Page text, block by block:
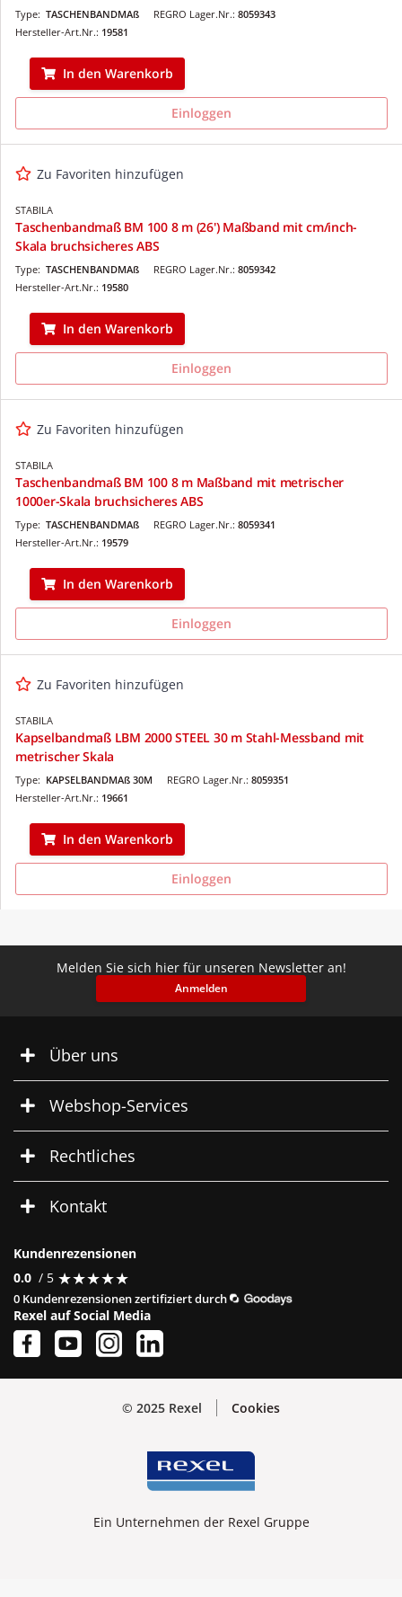
REGRO Lager.Nr.: 8059343
Type: TASCHENBANDMAß
Hersteller-Art.Nr.: 19581
In den Warenkorb
Einloggen
Zu Favoriten hinzufügen
STABILA
Taschenbandmaß BM 100 8 m (26') Maßband mit cm/inch-
Skala bruchsicheres ABS
REGRO Lager.Nr.: 8059342
Type: TASCHENBANDMAß
Hersteller-Art.Nr.: 19580
In den Warenkorb
Einloggen
Zu Favoriten hinzufügen
STABILA
Taschenbandmaß BM 100 8 m Maßband mit metrischer
1000er-Skala bruchsicheres ABS
REGRO Lager.Nr.: 8059341
Type: TASCHENBANDMAß
Hersteller-Art.Nr.: 19579
In den Warenkorb
Einloggen
Zu Favoriten hinzufügen
STABILA
Kapselbandmaß LBM 2000 STEEL 30 m Stahl-Messband mit
metrischer Skala
REGRO Lager.Nr.: 8059351
Type: KAPSELBANDMAß 30M
Hersteller-Art.Nr.: 19661
In den Warenkorb
Einloggen
Melden Sie sich hier für unseren Newsletter an!
Anmelden
Über uns
Webshop-Services
Rechtliches
Kontakt
Kundenrezensionen
0.0 / 5 ★★★★★
★★★★★
0 Kundenrezensionen zertifiziert durch
Rexel auf Social Media
© 2025 Rexel Cookies
Ein Unternehmen der Rexel Gruppe